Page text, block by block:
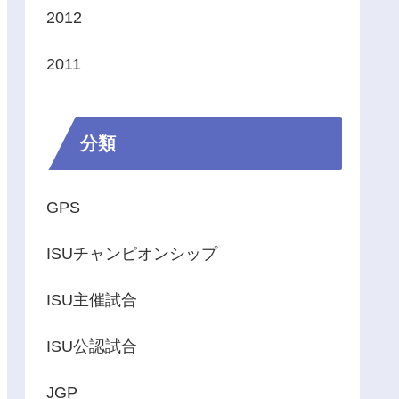
2012
2011
分類
GPS
ISUチャンピオンシップ
ISU主催試合
ISU公認試合
JGP